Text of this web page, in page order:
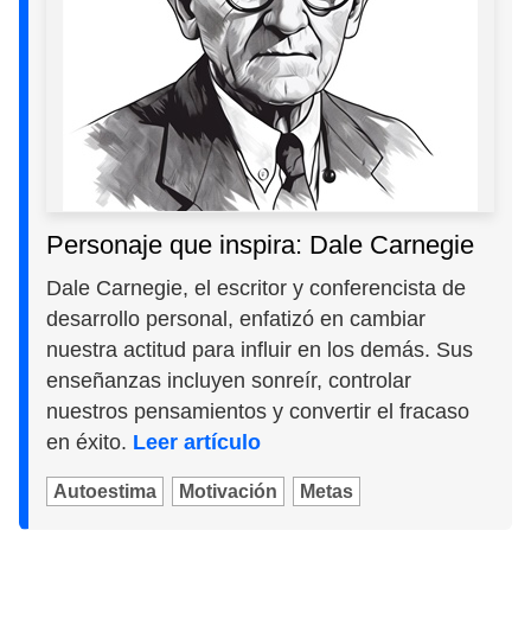
Personaje que inspira: Dale Carnegie
Dale Carnegie, el escritor y conferencista de
desarrollo personal, enfatizó en cambiar
nuestra actitud para influir en los demás. Sus
enseñanzas incluyen sonreír, controlar
nuestros pensamientos y convertir el fracaso
en éxito. Leer artículo
Autoestima Motivación Metas